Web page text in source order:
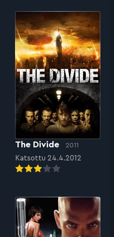
The Divide 2011
Katsottu 24.4.2012